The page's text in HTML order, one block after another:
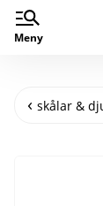
Meny
skålar &